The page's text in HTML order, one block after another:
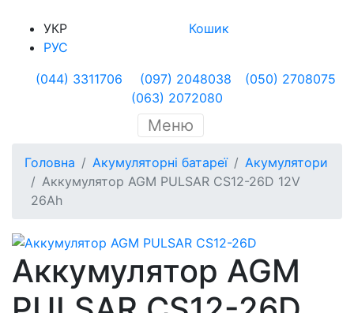
УКР
РУС
Кошик
(044) 3311706 (097) 2048038
(050) 2708075
(063) 2072080
Меню
Головна Акумуляторні батареї
Акумулятори
Аккумулятор AGM PULSAR CS12-26D 12V
26Ah
Аккумулятор AGM